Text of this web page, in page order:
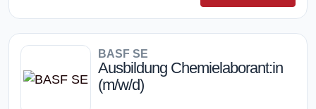
BASF SE
Ausbildung Chemielaborant:in
(m/w/d)